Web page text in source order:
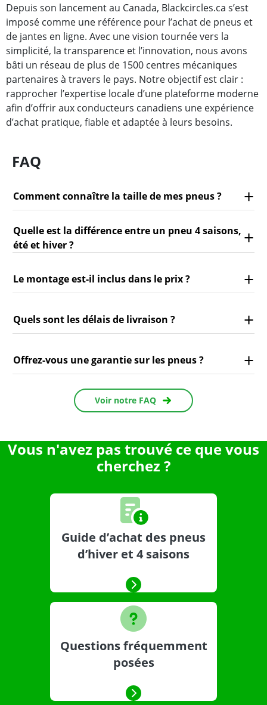
Depuis son lancement au Canada, Blackcircles.ca s’est
imposé comme une référence pour l’achat de pneus et
de jantes en ligne. Avec une vision tournée vers la
simplicité, la transparence et l’innovation, nous avons
bâti un réseau de plus de 1500 centres mécaniques
partenaires à travers le pays. Notre objectif est clair :
rapprocher l’expertise locale d’une plateforme moderne
afin d’offrir aux conducteurs canadiens une expérience
d’achat pratique, fiable et adaptée à leurs besoins.
FAQ
Comment connaître la taille de mes pneus ?
Quelle est la différence entre un pneu 4 saisons,
été et hiver ?
Le montage est-il inclus dans le prix ?
Quels sont les délais de livraison ?
Offrez-vous une garantie sur les pneus ?
Voir notre FAQ
Vous n'avez pas trouvé ce que vous
cherchez ?
Guide d’achat des pneus
d’hiver et 4 saisons
Questions fréquemment
posées